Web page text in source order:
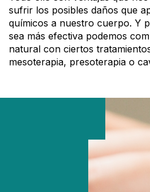
sufrir los posibles daños que
químicos a nuestro cuerpo. Y
sea más efectiva podemos
natural con ciertos
mesoterapia, presoterapia o